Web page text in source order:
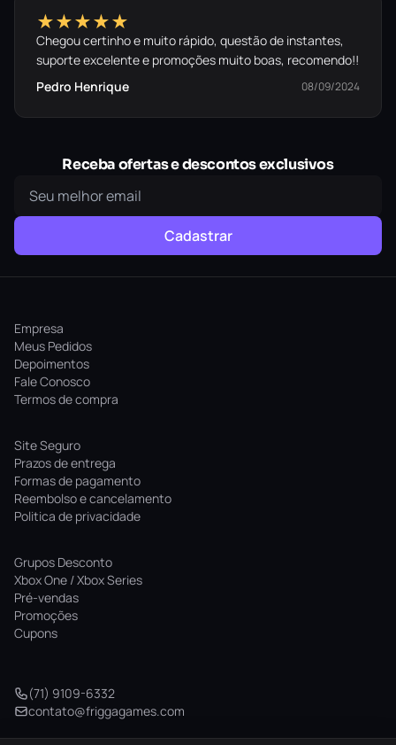
★★★★★
Chegou certinho e muito rápido, questão de instantes,
suporte excelente e promoções muito boas, recomendo!!
Pedro Henrique
08/09/2024
Receba ofertas e descontos exclusivos
Cadastrar
Empresa
Meus Pedidos
Depoimentos
Fale Conosco
Termos de compra
Site Seguro
Prazos de entrega
Formas de pagamento
Reembolso e cancelamento
Politica de privacidade
Grupos Desconto
Xbox One / Xbox Series
Pré-vendas
Promoções
Cupons
(71) 9109-6332
contato@friggagames.com